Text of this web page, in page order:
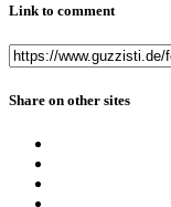
Link to comment
Share on other sites